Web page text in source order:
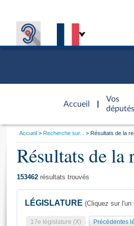
Accueil
d'accueil
Vos
députés
Général
Vous
Accueil Recherche sur... Résultats de la
Résultats de la
153462 résultats trouvés
LÉGISLATURE (Cliquez sur l'un
17e législature (X) Précédentes